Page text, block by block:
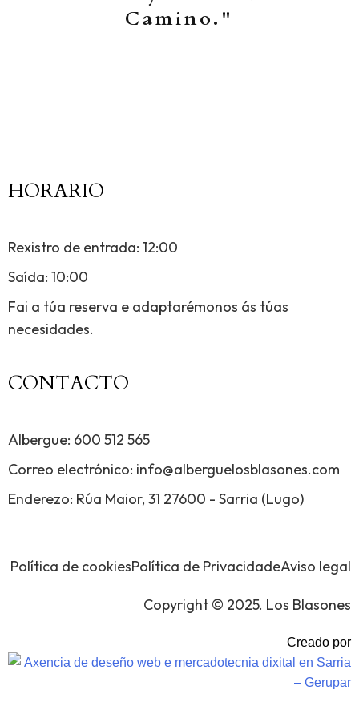
Camino."
HORARIO
Rexistro de entrada: 12:00
Saída: 10:00
Fai a túa reserva e adaptarémonos ás túas
necesidades.
CONTACTO
Albergue: 600 512 565
Correo electrónico: info@alberguelosblasones.com
Enderezo: Rúa Maior, 31 27600 - Sarria (Lugo)
Política de cookiesPolítica de PrivacidadeAviso legal
Copyright © 2025. Los Blasones
Creado por